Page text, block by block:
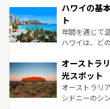
着のスイス情
のような巨大
ンメントが詰
西部には大自
ストーン国立
文化が魅力。
しみながら、
るだろう。車
ならではの贅沢な旅の
情報は コンテ
ハワイの基
ト
年間を通じて
ハワイは、ど
ワイ島は見逃
島だが、静か
おすすめ。エ
文化や歴史が
オーストラ
光スポット
オーストラリ
シドニーのシ